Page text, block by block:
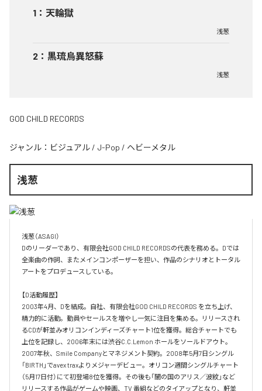
1 ： 天輪獄
浅葱
2 ： 黒琉烏異怒蘇
浅葱
GOD CHILD RECORDS
ジャンル： ビジュアル / J-Pop / ヘビーメタル
浅葱
浅葱（ASAGI）
Dのリーダーであり、有限会社GOD CHILD RECORDSの代表を務める。Dでは
全楽曲の作詞、またメインコンポーザーを担い、作品のシナリオとトータル
アートをプロデュースしている。
【D活動履歴】
2003年4月、Dを結成。自社、有限会社GOD CHILD RECORDS を立ち上げ、
精力的に活動。動員やセールスを増やし一気に注目を集める。リリースされ
るCDが軒並みオリコンインディーズチャート1位を獲得。総合チャートでも
上位を記録し、2006年末には渋谷C.C.Lemon ホールをソールドアウト。
2007年秋、Smile Companyとマネジメント契約。2008年5月7日シングル
「BIRTH」でavex traxよりメジャーデビュー。オリコン週間シングルチャート
（5月17日付）にて初登場8位を獲得。その後も「闇の国のアリス／波紋」など
リリースする作品がゲームや映画、TV 番組などのタイアップとなり、軒並